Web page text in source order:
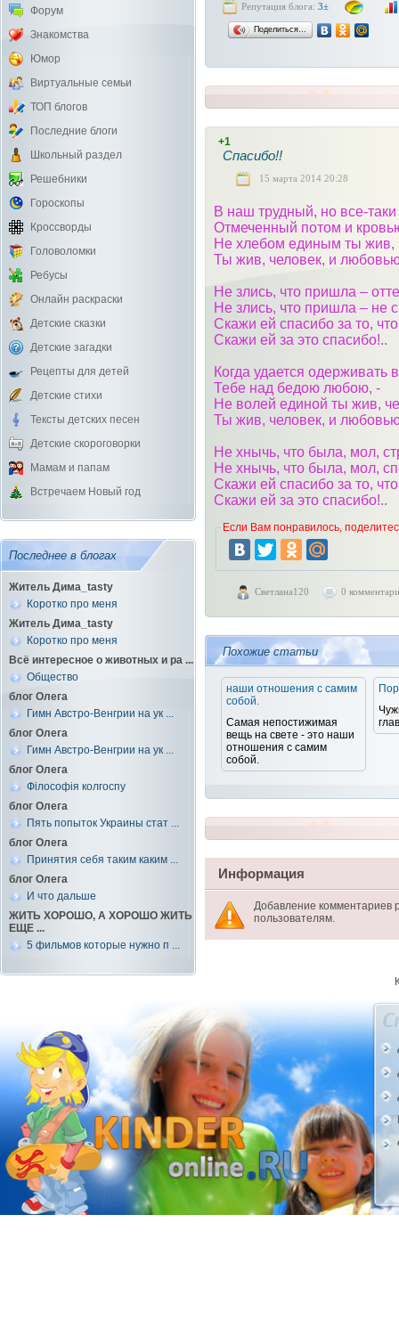
Форум
Знакомства
Юмор
Виртуальные семьи
ТОП блогов
Последние блоги
Школьный раздел
Решебники
Гороскопы
Кроссворды
Головоломки
Ребусы
Онлайн раскраски
Детские сказки
Детские загадки
Рецепты для детей
Детские стихи
Тексты детских песен
Детские скороговорки
Мамам и папам
Встречаем Новый год
Последнее в блогах
Житель Дима_tasty
Коротко про меня
Житель Дима_tasty
Коротко про меня
Всё интересное о животных и ра ...
Общество
блог Олега
Гимн Австро-Венгрии на ук ...
блог Олега
Гимн Австро-Венгрии на ук ...
блог Олега
Філософія колгоспу
блог Олега
Пять попыток Украины стат ...
блог Олега
Принятия себя таким каким ...
блог Олега
И что дальше
ЖИТЬ ХОРОШО, А ХОРОШО ЖИТЬ
ЕЩЕ ...
5 фильмов которые нужно п ...
Репутация блога: 3±
Поделиться…
+1
Спасибо!!
15 марта 2014 20:28
В наш трудный, но все-
Отмеченный потом и
Не хлебом единым ты жив,
Ты жив, человек, и
Не злись, что пришла –
Не злись, что пришла – не
Скажи ей спасибо за то,
Скажи ей за это спасибо!..
Когда удается одерживать
Тебе над бедою любою, -
Не волей единой ты жив,
Ты жив, человек, и
Не хнычь, что была, мол,
Не хнычь, что была, мол,
Скажи ей спасибо за то,
Скажи ей за это спасибо!..
Если Вам понравилось,
Светлана120 0
Похожие статьи
наши отношения с самим
собой.
Самая непостижимая
вещь на свете - это наши
отношения с самим
собой.
Информация
Добавление комментариев
пользователям.